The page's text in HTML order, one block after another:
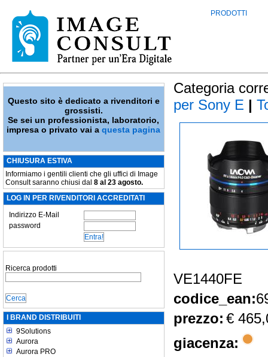
PRODOTTI
Questo sito è dedicato a rivenditori e
grossisti.
Se sei un professionista, laboratorio,
impresa o privato vai aquesta pagina
CHIUSURA ESTIVA
Informiamo i gentili clienti che gli uffici di Image
Consult saranno chiusi dal 8 al 23 agosto.
LOG IN PER RIVENDITORI ACCREDITATI
Indirizzo E-Mail
password
Ricerca prodotti
I BRAND DISTRIBUITI
9Solutions
Aurora
Aurora PRO
Categoria
per Sony E |
VE1440FE
codice_ean:
prezzo: €
giacenza: